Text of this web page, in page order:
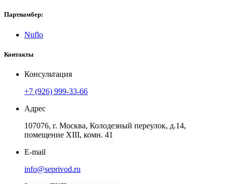
Партнамбер:
Nuflo
Контакты
Консультация
+7 (926) 999-33-66
Адрес
107076, г. Москва, Колодезный переулок, д.14,
помещение ХIII, комн. 41
E-mail
info@seprivod.ru